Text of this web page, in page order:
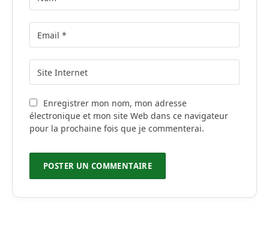
Enregistrer mon nom, mon adresse
électronique et mon site Web dans ce navigateur
pour la prochaine fois que je commenterai.